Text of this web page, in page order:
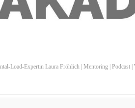
Load-Expertin Laura Fröhlich | Mentoring | Podcast |